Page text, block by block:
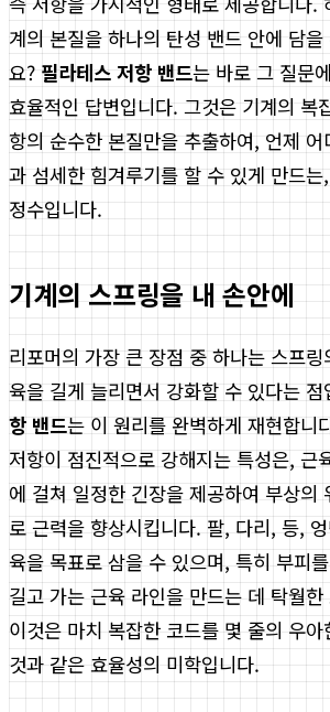
계의 본질을 하나의 탄성 밴드 안에 담
요? 필라테스 저항 밴드는 바로 그 질문
효율적인 답변입니다. 그것은 기계의 복
항의 순수한 본질만을 추출하여, 언제
과 섬세한 힘겨루기를 할 수 있게 만드
정수입니다.
기계의 스프링을 내 손안에
리포머의 가장 큰 장점 중 하나는 스프
육을 길게 늘리면서 강화할 수 있다는 점
항 밴드는 이 원리를 완벽하게 재현합니
저항이 점진적으로 강해지는 특성은, 근
에 걸쳐 일정한 긴장을 제공하여 부상의
로 근력을 향상시킵니다. 팔, 다리, 등,
육을 목표로 삼을 수 있으며, 특히 부피
길고 가는 근육 라인을 만드는 데 탁월
이것은 마치 복잡한 코드를 몇 줄의 우
것과 같은 효율성의 미학입니다.